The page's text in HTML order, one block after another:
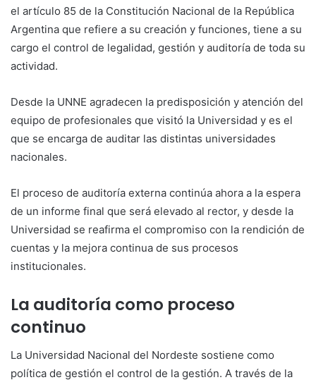
el artículo 85 de la Constitución Nacional de la República
Argentina que refiere a su creación y funciones, tiene a su
cargo el control de legalidad, gestión y auditoría de toda su
actividad.
Desde la UNNE agradecen la predisposición y atención del
equipo de profesionales que visitó la Universidad y es el
que se encarga de auditar las distintas universidades
nacionales.
El proceso de auditoría externa continúa ahora a la espera
de un informe final que será elevado al rector, y desde la
Universidad se reafirma el compromiso con la rendición de
cuentas y la mejora continua de sus procesos
institucionales.
La auditoría como proceso
continuo
La Universidad Nacional del Nordeste sostiene como
política de gestión el control de la gestión. A través de la